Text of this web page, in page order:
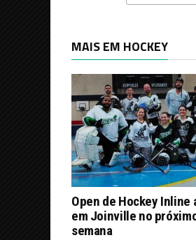
MAIS EM HOCKEY
Open de Hockey Inline
em Joinville no
semana